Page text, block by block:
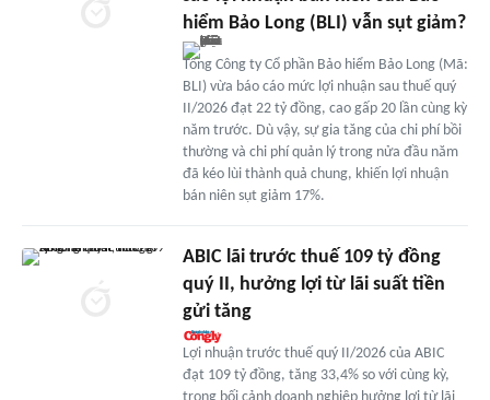
hiểm Bảo Long (BLI) vẫn sụt giảm?
Tổng Công ty Cổ phần Bảo hiểm Bảo Long (Mã:
BLI) vừa báo cáo mức lợi nhuận sau thuế quý
II/2026 đạt 22 tỷ đồng, cao gấp 20 lần cùng kỳ
năm trước. Dù vậy, sự gia tăng của chi phí bồi
thường và chi phí quản lý trong nửa đầu năm
đã kéo lùi thành quả chung, khiến lợi nhuận
bán niên sụt giảm 17%.
ABIC lãi trước thuế 109 tỷ đồng
quý II, hưởng lợi từ lãi suất tiền
gửi tăng
Lợi nhuận trước thuế quý II/2026 của ABIC
đạt 109 tỷ đồng, tăng 33,4% so với cùng kỳ,
trong bối cảnh doanh nghiệp hưởng lợi từ lãi